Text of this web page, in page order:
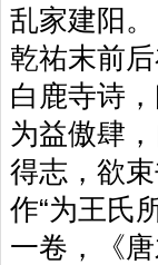
乱家建阳
乾祐末前
白鹿寺诗
为益傲肆
得志，欲
作“为王氏
一卷，《唐